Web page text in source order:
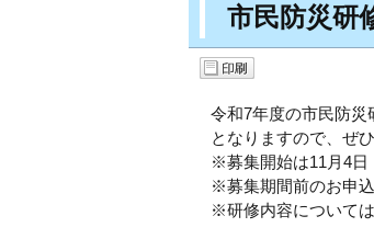
市民防災研
令和7年度の市民防
となりますので、ぜ
※募集開始は11月4日
※募集期間前のお申
※研修内容について